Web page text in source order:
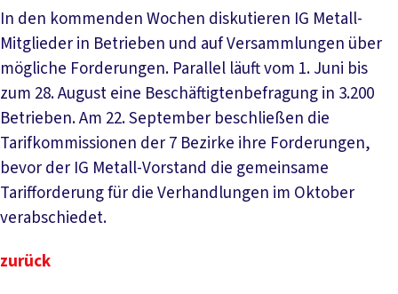
In den kommenden Wochen diskutieren IG Metall-
Mitglieder in Betrieben und auf Versammlungen über
mögliche Forderungen. Parallel läuft vom 1. Juni bis
zum 28. August eine Beschäftigtenbefragung in 3.200
Betrieben. Am 22. September beschließen die
Tarifkommissionen der 7 Bezirke ihre Forderungen,
bevor der IG Metall-Vorstand die gemeinsame
Tarifforderung für die Verhandlungen im Oktober
verabschiedet.
zurück